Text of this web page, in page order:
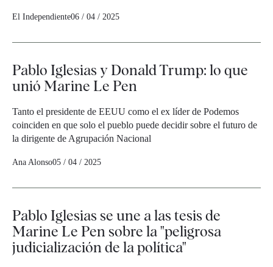
El Independiente06 / 04 / 2025
Pablo Iglesias y Donald Trump: lo que
unió Marine Le Pen
Tanto el presidente de EEUU como el ex líder de Podemos
coinciden en que solo el pueblo puede decidir sobre el futuro de
la dirigente de Agrupación Nacional
Ana Alonso05 / 04 / 2025
Pablo Iglesias se une a las tesis de
Marine Le Pen sobre la "peligrosa
judicialización de la política"